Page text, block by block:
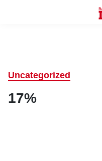
Uncategorized
17%